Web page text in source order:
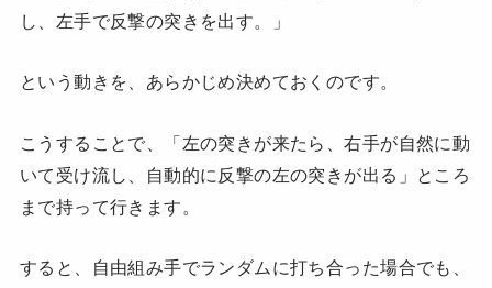
し、左手で反撃の突きを出す。」
という動きを、あらかじめ決めておくのです。
こうすることで、「左の突きが来たら、右手が自然に動
いて受け流し、自動的に反撃の左の突きが出る」ところ
まで持って行きます。
すると、自由組み手でランダムに打ち合った場合でも、